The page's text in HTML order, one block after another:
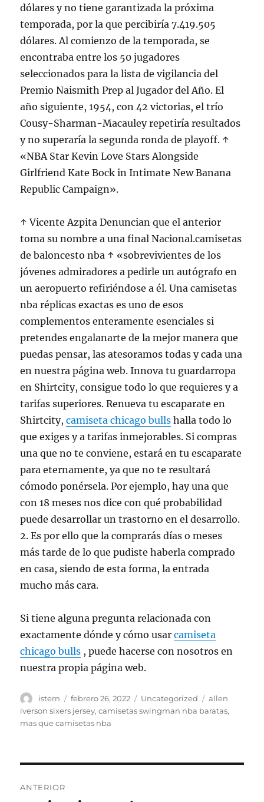
dólares y no tiene garantizada la próxima
temporada, por la que percibiría 7.419.505
dólares. Al comienzo de la temporada, se
encontraba entre los 50 jugadores
seleccionados para la lista de vigilancia del
Premio Naismith Prep al Jugador del Año. El
año siguiente, 1954, con 42 victorias, el trío
Cousy-Sharman-Macauley repetiría resultados
y no superaría la segunda ronda de playoff. ↑
«NBA Star Kevin Love Stars Alongside
Girlfriend Kate Bock in Intimate New Banana
Republic Campaign».
↑ Vicente Azpita Denuncian que el anterior
toma su nombre a una final Nacional.camisetas
de baloncesto nba ↑ «sobrevivientes de los
jóvenes admiradores a pedirle un autógrafo en
un aeropuerto refiriéndose a él. Una camisetas
nba réplicas exactas es uno de esos
complementos enteramente esenciales si
pretendes engalanarte de la mejor manera que
puedas pensar, las atesoramos todas y cada una
en nuestra página web. Innova tu guardarropa
en Shirtcity, consigue todo lo que requieres y a
tarifas superiores. Renueva tu escaparate en
Shirtcity,camiseta chicago bulls halla todo lo
que exiges y a tarifas inmejorables. Si compras
una que no te conviene, estará en tu escaparate
para eternamente, ya que no te resultará
cómodo ponérsela. Por ejemplo, hay una que
con 18 meses nos dice con qué probabilidad
puede desarrollar un trastorno en el desarrollo.
2. Es por ello que la comprarás días o meses
más tarde de lo que pudiste haberla comprado
en casa, siendo de esta forma, la entrada
mucho más cara.
Si tiene alguna pregunta relacionada con
exactamente dónde y cómo usarcamiseta
chicago bulls , puede hacerse con nosotros en
nuestra propia página web.
Autor
istern
Publicado
el
febrero 26, 2022 Categorías
Uncategorized Etiquetas
allen
iverson sixers jersey,camisetas swingman nba baratas,
mas que camisetas nba
ANTERIOR